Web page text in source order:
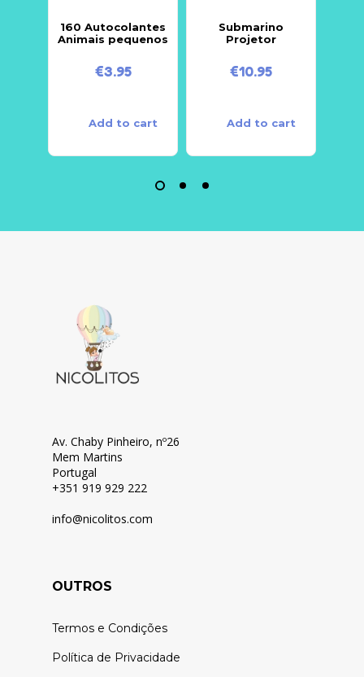
160 Autocolantes
Animais pequenos
€3.95
Add to cart
Submarino
Projetor
€10.95
Add to cart
Av. Chaby Pinheiro, nº26
Mem Martins
Portugal
+351 919 929 222
info@nicolitos.com
OUTROS
Termos e Condições
Política de Privacidade